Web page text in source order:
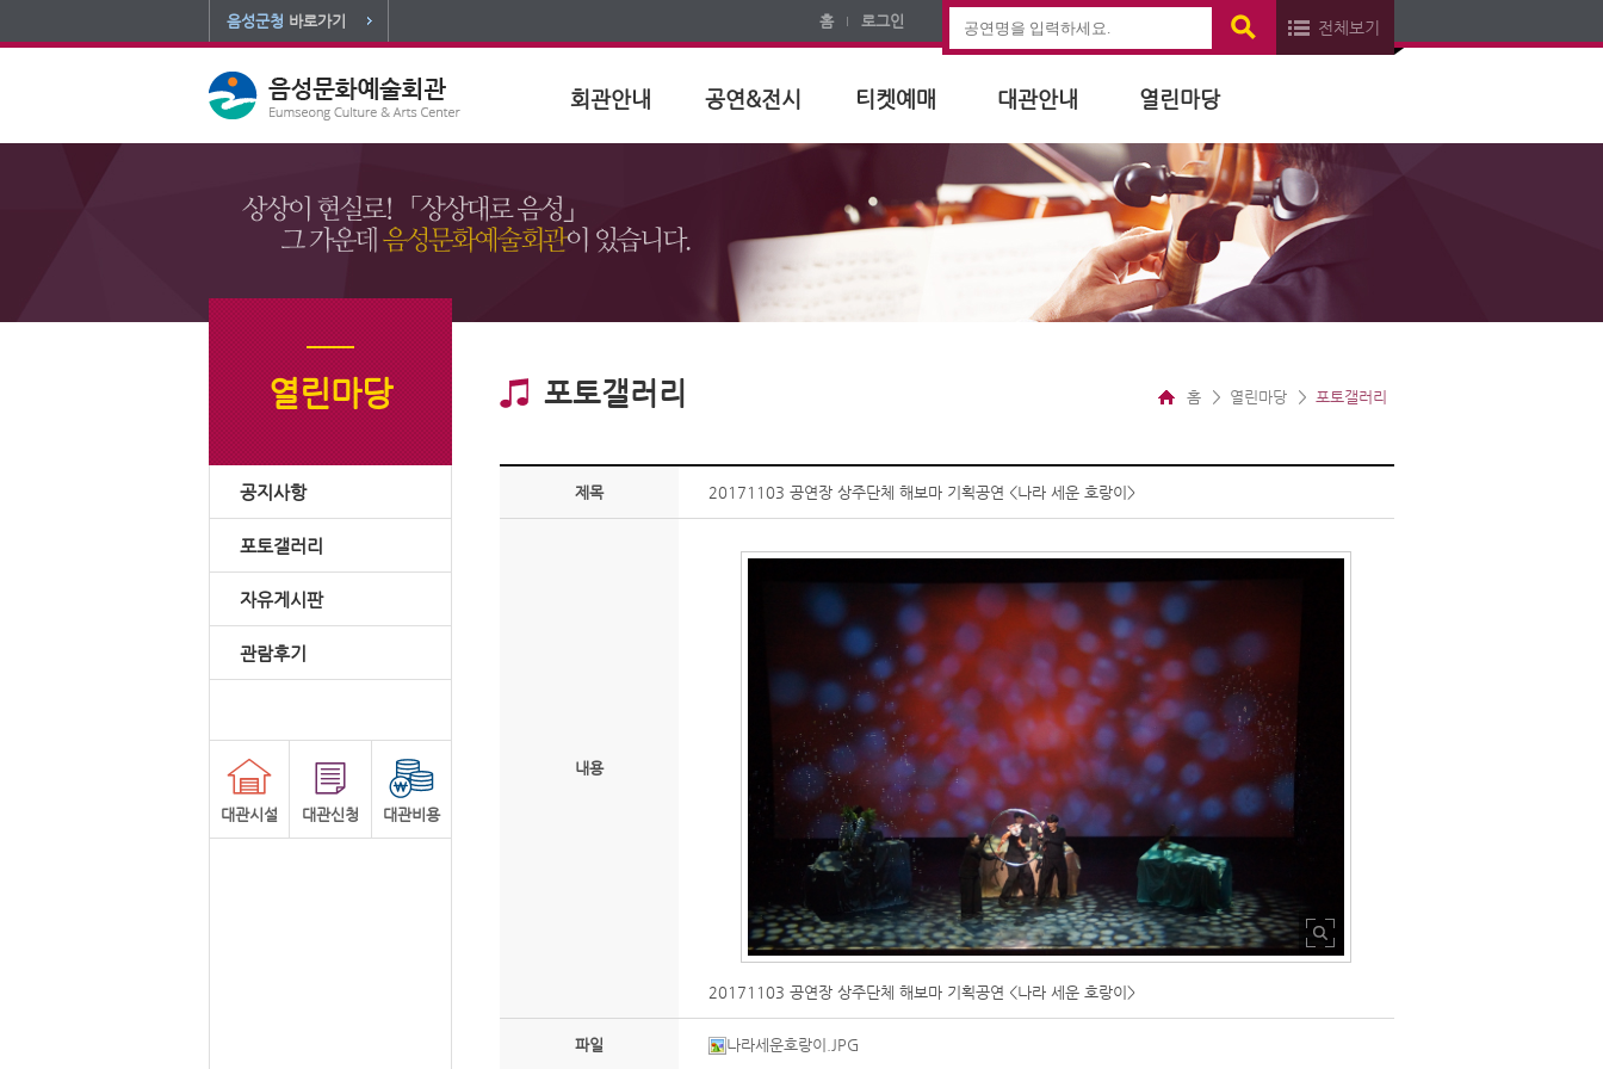
음성군청 바로가기 전체보기
홈 로그인
회관안내 공연&전시 티켓예매 대관안내 열린마당
열린마당
공지사항
포토갤러리
자유게시판
관람후기
대관시설 대관신청 대관비용
포토갤러리 홈 열린마당 포토갤러리
제목 20171103 공연장 상주단체 해보마 기획공연 <나라 세운 호랑이>
내용
20171103 공연장 상주단체 해보마 기획공연 <나라 세운 호랑이>
파일 나라세운호랑이.JPG